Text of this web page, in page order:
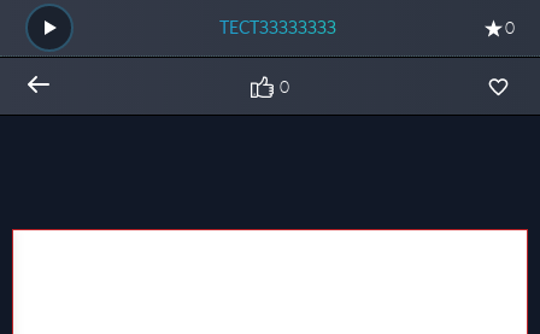
ТЕСТЗЗЗЗЗЗЗЗ 0
0